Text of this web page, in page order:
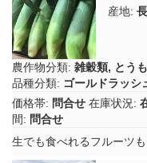
産地:
農作物分類: 雑穀類, とう
品種分類: ゴールドラッシ
価格帯: 問合せ 在庫状況:
間: 問合せ
生でも食べれるフルーツ